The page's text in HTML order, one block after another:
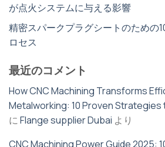
が点火システムに与える影響
精密スパークプラグシートのための
ロセス
最近のコメント
How CNC Machining Transforms
Metalworking: 10 Proven
にFlange supplier Dubai より
CNC Machining Power Guide 2025: